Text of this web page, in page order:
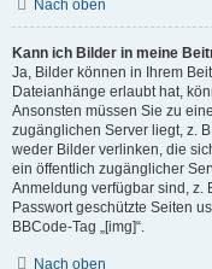
Nach oben
Kann ich Bilder in meine
Ja, Bilder können in Ihrem
Dateianhänge erlaubt hat,
Ansonsten müssen Sie zu
zugänglichen Server liegt, z.
weder Bilder verlinken, die
ein öffentlich zugänglicher
Anmeldung verfügbar sind, z.
Passwort geschützte Seiten
BBCode-Tag „[img]“.
Nach oben